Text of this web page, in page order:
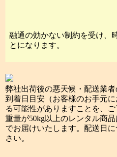
融通の効かない制約を受け、
とになります。
弊社出荷後の悪天候・配送業
到着日目安（お客様のお手元
る可能性がありますことを、ご
重量が50kg以上のレンタル商
でお届けいたします。配送日
さい。